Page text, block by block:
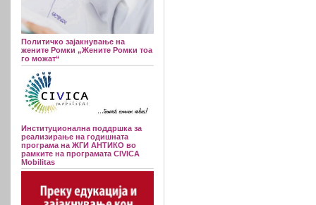
Политичко зајакнување на
жените Ромки „Жените Ромки тоа
го можат“
Институционална поддршка за
реализирање на годишната
програма на ЖГИ АНТИКО во
рамките на програмата CIVICA
Mobilitas